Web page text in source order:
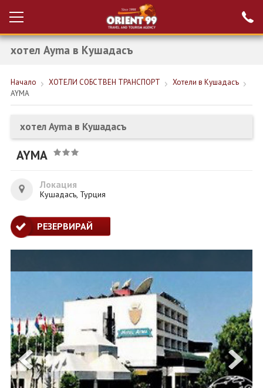
Вход за агенти
РАННИ ЗАПИСВАНИЯ ТУРЦИЯ
НОВА ГОДИНА ТУРЦИЯ
НОВА ГОДИНА
ПОЧИВКИ
КРУИЗИ
ЕКСКУРЗИИ
КОНТАКТИ
ФИРМЕНИ ДОКУМЕНТИ
0700 144 34 Запитване
ПОСЛЕДВАЙТЕ НИ
хотел Ayma в Кушадасъ
Начало ХОТЕЛИ СОБСТВЕН ТРАНСПОРТ
Хотели в Кушадасъ
AYMA
хотел Ayma в Кушадасъ
AYMA
Локация
Кушадасъ, Турция
РЕЗЕРВИРАЙ